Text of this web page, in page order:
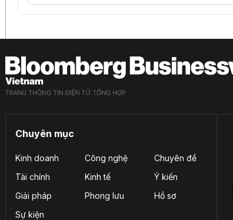
Chuyên mục
Kinh doanh Công nghệ
Chuyên đề
Tài chính
Kinh tế
Ý kiến
Giải pháp
Phong lưu
Hồ sơ
Sự kiện